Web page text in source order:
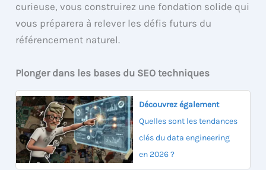
curieuse, vous construirez une fondation solide qui
vous préparera à relever les défis futurs du
référencement naturel.
Plonger dans les bases du SEO techniques
Découvrez également
Quelles sont les tendances
clés du data engineering
en 2026 ?